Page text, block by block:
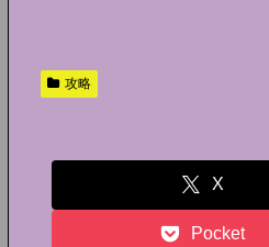
攻略
X
Pocket